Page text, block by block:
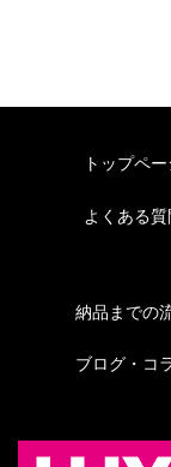
トップペー
よくある質
納品までの
ブログ・コ